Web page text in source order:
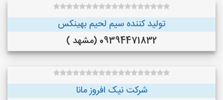
تولید کننده سیم لحیم بهینکس
09394471832 (مشهد )
شرکت نیک افروز مانا